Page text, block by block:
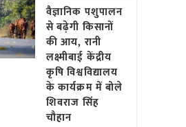
वैज्ञानिक पशुपालन
से बढ़ेगी किसानों
की आय, रानी
लक्ष्मीबाई केंद्रीय
कृषि विश्वविद्यालय
के कार्यक्रम में बोले
शिवराज सिंह
चौहान